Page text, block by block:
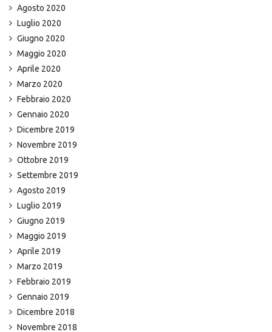
Agosto 2020
Luglio 2020
Giugno 2020
Maggio 2020
Aprile 2020
Marzo 2020
Febbraio 2020
Gennaio 2020
Dicembre 2019
Novembre 2019
Ottobre 2019
Settembre 2019
Agosto 2019
Luglio 2019
Giugno 2019
Maggio 2019
Aprile 2019
Marzo 2019
Febbraio 2019
Gennaio 2019
Dicembre 2018
Novembre 2018